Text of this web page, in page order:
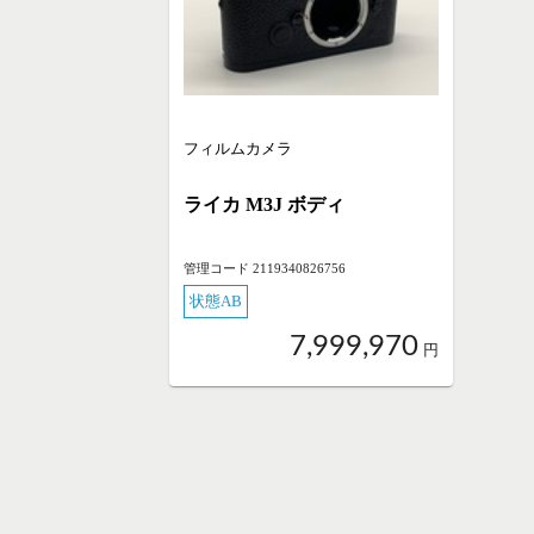
フィルムカメラ
ライカ M3J ボディ
管理コード 2119340826756
状態AB
7,999,970 円